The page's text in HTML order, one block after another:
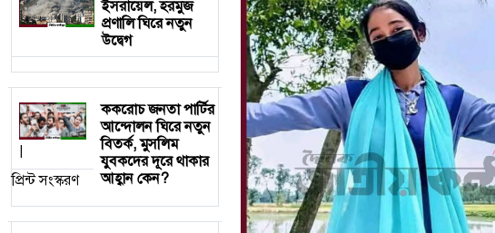
ইসরায়েল, হরমুজ
প্রণালি ঘিরে নতুন
উদ্বেগ
প্রিন্ট সংস্করণ
ককরোচ জনতা পার্টির
আন্দোলন ঘিরে নতুন
বিতর্ক, মুসলিম
যুবকদের দূরে থাকার
আহ্বান কেন?